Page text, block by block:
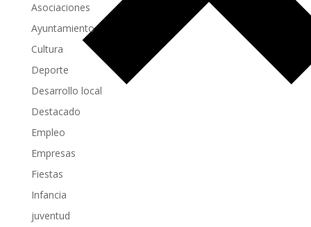
Asociaciones
Ayuntamiento
Cultura
Deporte
Desarrollo local
Destacado
Empleo
Empresas
Fiestas
Infancia
juventud